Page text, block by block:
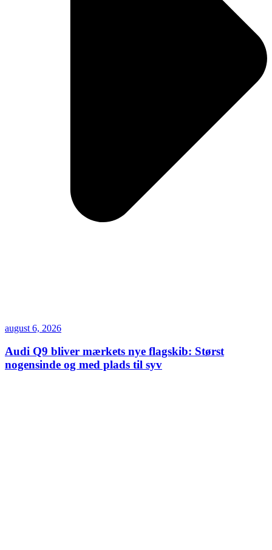
august 6, 2026
Audi Q9 bliver mærkets nye flagskib: Størst
nogensinde og med plads til syv